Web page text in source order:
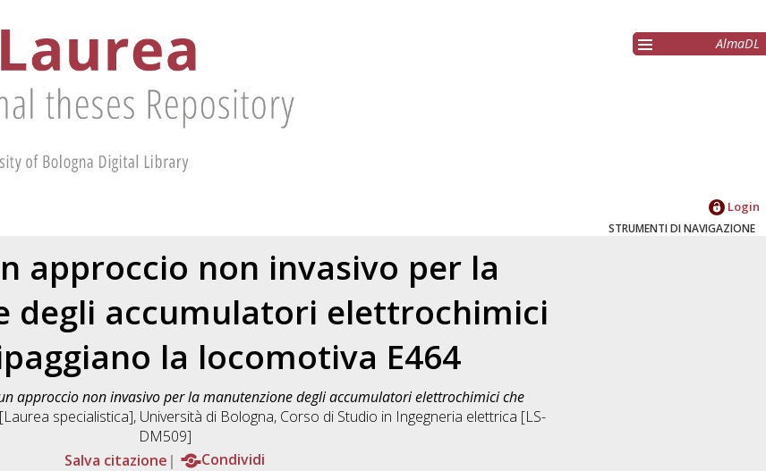
AlmaDL
Login
STRUMENTI DI NAVIGAZIONE
approccio non invasivo per la
degli accumulatori elettrochimici
la locomotiva E464
approccio non invasivo per la manutenzione degli accumulatori elettrochimici che
[Laurea specialistica], Università di Bologna, Corso di Studio in Ingegneria elettrica [LS-
DM509]
Salva citazione
Condividi